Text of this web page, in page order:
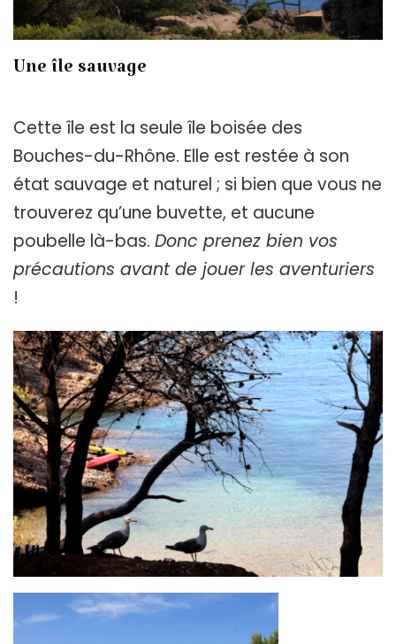
Une île sauvage
Cette île est la seule île boisée des
Bouches-du-Rhône. Elle est restée à son
état sauvage et naturel ; si bien que vous ne
trouverez qu’une buvette, et aucune
poubelle là-bas. Donc prenez bien vos
précautions avant de jouer les aventuriers
!